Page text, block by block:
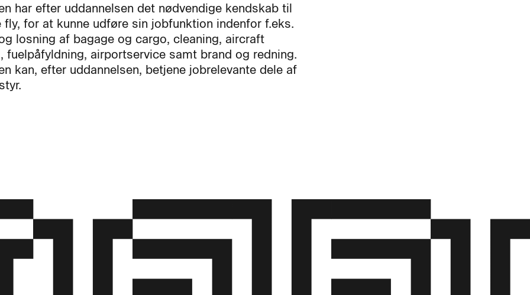
har efter uddannelsen det nødvendige kendskab til
fly, for at kunne udføre sin jobfunktion indenfor f.eks.
losning af bagage og cargo, cleaning, aircraft
fuelpåfyldning, airportservice samt brand og redning.
kan, efter uddannelsen, betjene jobrelevante dele af